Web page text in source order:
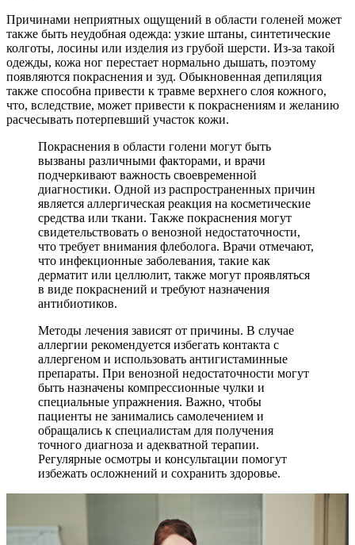
Причинами неприятных ощущений в области голеней может
также быть неудобная одежда: узкие штаны, синтетические
колготы, лосины или изделия из грубой шерсти. Из-за такой
одежды, кожа ног перестает нормально дышать, поэтому
появляются покраснения и зуд. Обыкновенная депиляция
также способна привести к травме верхнего слоя кожного,
что, вследствие, может привести к покраснениям и желанию
расчесывать потерпевший участок кожи.
Покраснения в области голени могут быть
вызваны различными факторами, и врачи
подчеркивают важность своевременной
диагностики. Одной из распространенных причин
является аллергическая реакция на косметические
средства или ткани. Также покраснения могут
свидетельствовать о венозной недостаточности,
что требует внимания флеболога. Врачи отмечают,
что инфекционные заболевания, такие как
дерматит или целлюлит, также могут проявляться
в виде покраснений и требуют назначения
антибиотиков.
Методы лечения зависят от причины. В случае
аллергии рекомендуется избегать контакта с
аллергеном и использовать антигистаминные
препараты. При венозной недостаточности могут
быть назначены компрессионные чулки и
специальные упражнения. Важно, чтобы
пациенты не занимались самолечением и
обращались к специалистам для получения
точного диагноза и адекватной терапии.
Регулярные осмотры и консультации помогут
избежать осложнений и сохранить здоровье.